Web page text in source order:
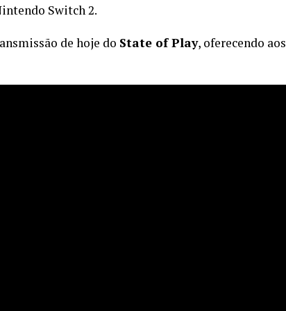
Switch 2.
de hoje do State of Play, oferecendo aos